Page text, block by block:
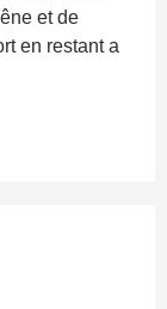
et de
en restant a